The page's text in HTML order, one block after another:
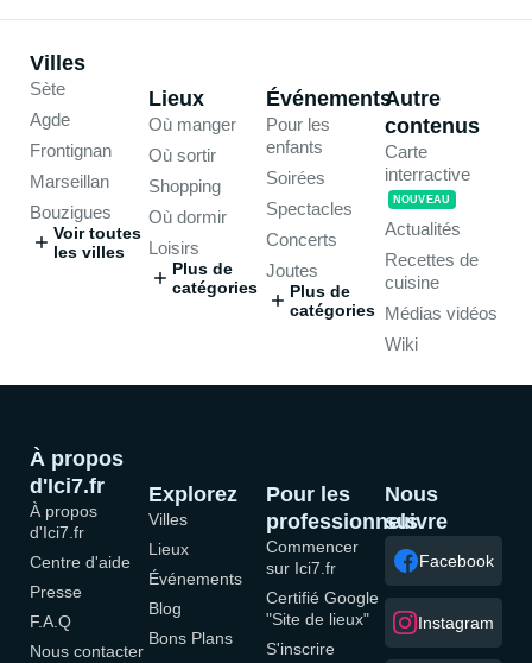
Villes
Sète
Agde
Frontignan
Marseillan
Bouzigues
Voir toutes
les villes
Lieux
Où manger
Où sortir
Shopping
Où dormir
Loisirs
Plus de
catégories
Événements
Pour les
enfants
Soirées
Spectacles
Concerts
Joutes
Plus de
catégories
Autre
contenus
Carte
interractive
NOUVEAU
Actualités
Recettes de
cuisine
Médias vidéos
Wiki
À propos
d'Ici7.fr
À propos
d'Ici7.fr
Centre d'aide
Presse
F.A.Q
Nous contacter
Explorez
Villes
Lieux
Événements
Blog
Bons Plans
Pour les
professionnels
Commencer
sur Ici7.fr
Certifié Google
"Site de lieux"
S'inscrire
Nous
suivre
Facebook
Instagram